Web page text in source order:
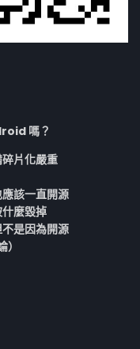
嗎？
片化嚴重
該一直開源
麼毀掉
是因為開源